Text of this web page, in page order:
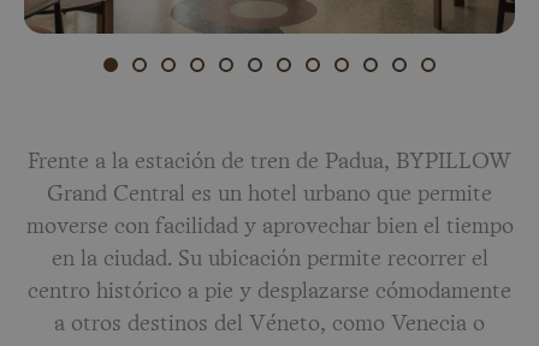
Frente a la estación de tren de Padua, BYPILLOW
Grand Central es un hotel urbano que permite
moverse con facilidad y aprovechar bien el tiempo
en la ciudad. Su ubicación permite recorrer el
centro histórico a pie y desplazarse cómodamente
a otros destinos del Véneto, como Venecia o